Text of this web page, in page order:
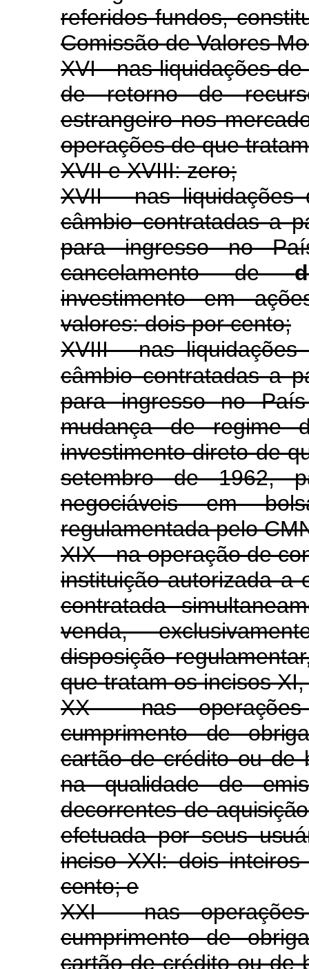
referidos fundos,
Comissão de Valores
XVI - nas liquidações
de retorno de
estrangeiro nos
operações de que
XVII e XVIII: zero;
XVII - nas liquidações
câmbio contratadas a
para ingresso no
cancelamento de
investimento em
valores: dois por cento;
XVIII - nas liquidações
câmbio contratadas a
para ingresso no
mudança de regime
investimento direto de
setembro de 1962,
negociáveis em
regulamentada pelo
XIX - na operação de
instituição autorizada a
contratada
venda,
disposição
que tratam os incisos
XX -nas
cumprimento de
cartão de crédito ou de
na qualidade de
decorrentes de
efetuada por seus
inciso XXI: dois
cento; e
XXI -nas
cumprimento de
cartão de crédito ou de